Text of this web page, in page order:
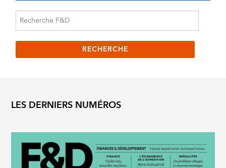
LES DERNIERS NUMÉROS